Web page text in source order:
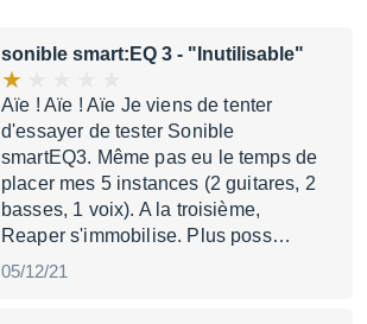
sonible smart:EQ 3 - "Inutilisable"
Aïe ! Aïe ! Aïe Je viens de tenter
d'essayer de tester Sonible
smartEQ3. Même pas eu le temps de
placer mes 5 instances (2 guitares, 2
basses, 1 voix). A la troisième,
Reaper s'immobilise. Plus poss…
05/12/21